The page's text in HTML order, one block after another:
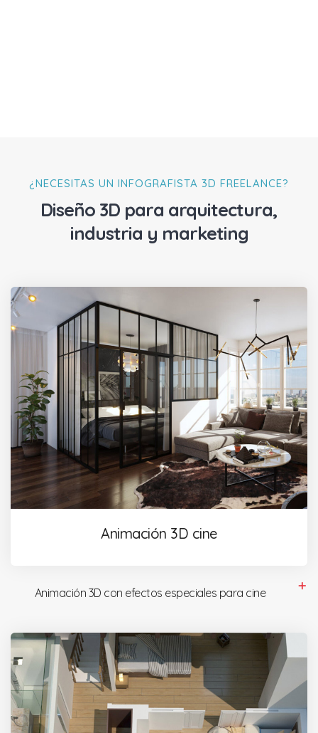
¿NECESITAS UN INFOGRAFISTA 3D FREELANCE?
Diseño 3D para arquitectura,
industria y marketing
Animación 3D cine
Animación 3D con efectos especiales para cine